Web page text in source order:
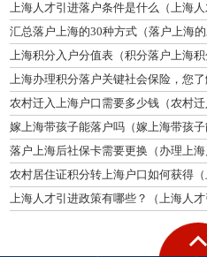
上海人才引进落户条件是什么（上海人
汇总落户上海的30种方式（落户上海的
上海积分入户分值表（积分落户上海积
上海办理积分落户关键社会保险，您
农村迁入上海户口需要多少钱（农村
嫁上海带孩子能落户吗（嫁上海带孩子
落户上海后社保卡需要更换（办理上海
农村居住证积分转上海户口如何获得（
上海人才引进政策有哪些？（上海人才